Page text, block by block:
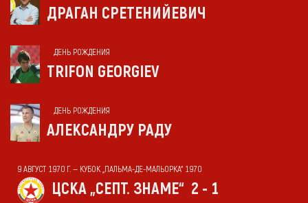
ДРАГАН СРЕТЕНИЙЕВИЧ
ДЕНЬ РОЖДЕНИЯ
TRIFON GEORGIEV
ДЕНЬ РОЖДЕНИЯ
АЛЕКСАНДРУ РАДУ
9 АВГУСТ 1970 Г. — КУБОК „ПАЛЬМА-ДЕ-МАЛЬОРКА“ 1970
ЦСКА „СЕПТ. ЗНАМЕ“ 2 - 1